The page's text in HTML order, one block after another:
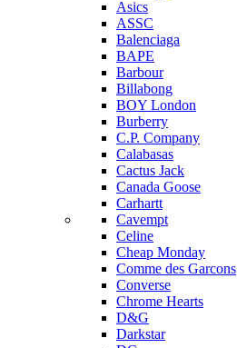
Asics
ASSC
Balenciaga
BAPE
Barbour
Billabong
BOY London
Burberry
C.P. Company
Calabasas
Cactus Jack
Canada Goose
Carhartt
Cavempt
Celine
Cheap Monday
Comme des Garcons
Converse
Chrome Hearts
D&G
Darkstar